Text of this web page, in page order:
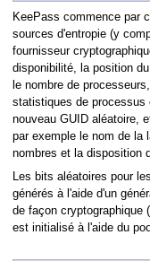
KeePass commence par
sources d'entropie (y
fournisseur
disponibilité, la position
le nombre de
statistiques de processus
nouveau GUID aléatoire,
par exemple le nom de la
nombres et la disposition
Les bits aléatoires pour
générés à l'aide d'un
de façon cryptographique
est initialisé à l'aide du